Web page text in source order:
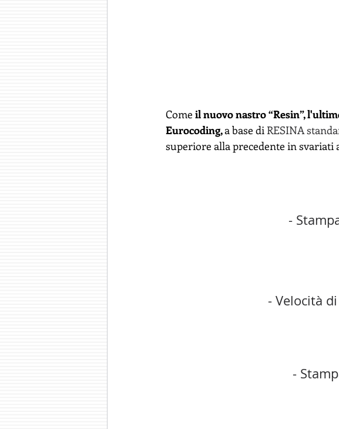
Come il nuovo nastro “Resin”,
Eurocoding, a base di RESINA
superiore alla precedente in svariati
-
- Velocità
-